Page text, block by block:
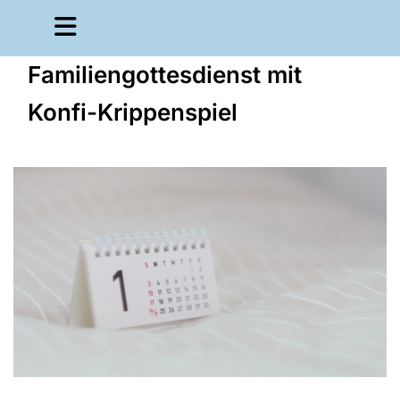
Familiengottesdienst mit
Konfi-Krippenspiel